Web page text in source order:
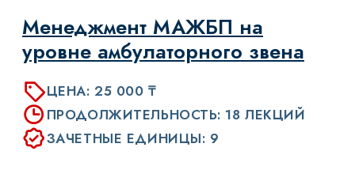
ЦЕНА: 25 000 ₸
ДЛИТЕЛЬНОСТЬ: 12 ЧАСОВ
ЗАЧЕТНЫЕ ЕДИНИЦЫ: 12
УЗНАТЬ БОЛЬШЕ